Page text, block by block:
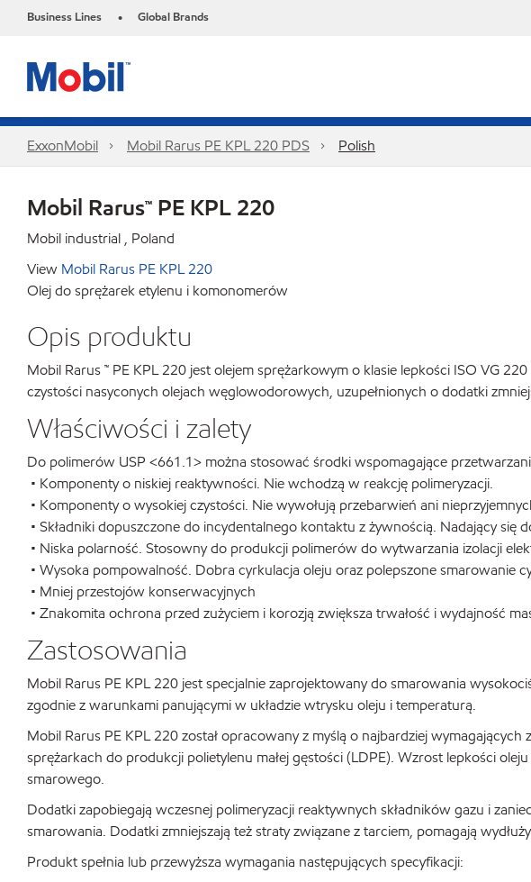
Business Lines • Global Brands
ExxonMobil Mobil Rarus PE KPL 220 PDS Polish
Mobil Rarus™ PE KPL 220
Mobil industrial , Poland
View Mobil Rarus PE KPL 220
Olej do sprężarek etylenu i komonomerów
Opis produktu
Mobil Rarus ™ PE KPL 220 jest olejem sprężarkowym o klasie lepkości ISO VG
czystości nasyconych olejach węglowodorowych, uzupełnionych o dodatki
Właściwości i zalety
Do polimerów USP <661.1> można stosować środki wspomagające
• Komponenty o niskiej reaktywności. Nie wchodzą w reakcję polimeryzacji.
• Komponenty o wysokiej czystości. Nie wywołują przebarwień ani
• Składniki dopuszczone do incydentalnego kontaktu z żywnością. Nadający
• Niska polarność. Stosowny do produkcji polimerów do wytwarzania izolacji
• Wysoka pompowalność. Dobra cyrkulacja oleju oraz polepszone smarowanie
• Mniej przestojów konserwacyjnych
• Znakomita ochrona przed zużyciem i korozją zwiększa trwałość i wydajność
Zastosowania
Mobil Rarus PE KPL 220 jest specjalnie zaprojektowany do smarowania
zgodnie z warunkami panującymi w układzie wtrysku oleju i temperaturą.
Mobil Rarus PE KPL 220 został opracowany z myślą o najbardziej
sprężarkach do produkcji polietylenu małej gęstości (LDPE). Wzrost lepkości
smarowego.
Dodatki zapobiegają wczesnej polimeryzacji reaktywnych składników gazu i
smarowania. Dodatki zmniejszają też straty związane z tarciem, pomagają
Produkt spełnia lub przewyższa wymagania następujących specyfikacji: